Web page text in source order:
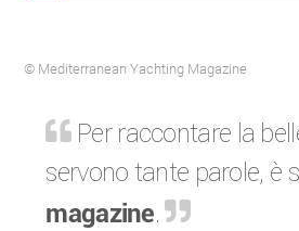
© Mediterranean Yachting Magazine
Per raccontare la
servono tante parole, è
magazine.